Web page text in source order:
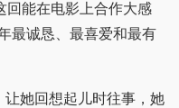
回能在电影上合作大感
最诚恳、最喜爱和最有
她回想起儿时往事，她